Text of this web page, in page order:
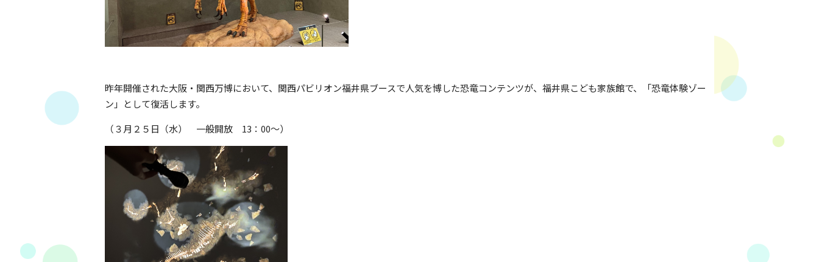
昨年開催された大阪・関西万博において、関西パビリオン福井県ブースで人気を博した恐竜コンテンツが、福井県こども家族館で、「恐竜体験ゾー
ン」として復活します。
（３月２５日（水） 一般開放 13：00～）